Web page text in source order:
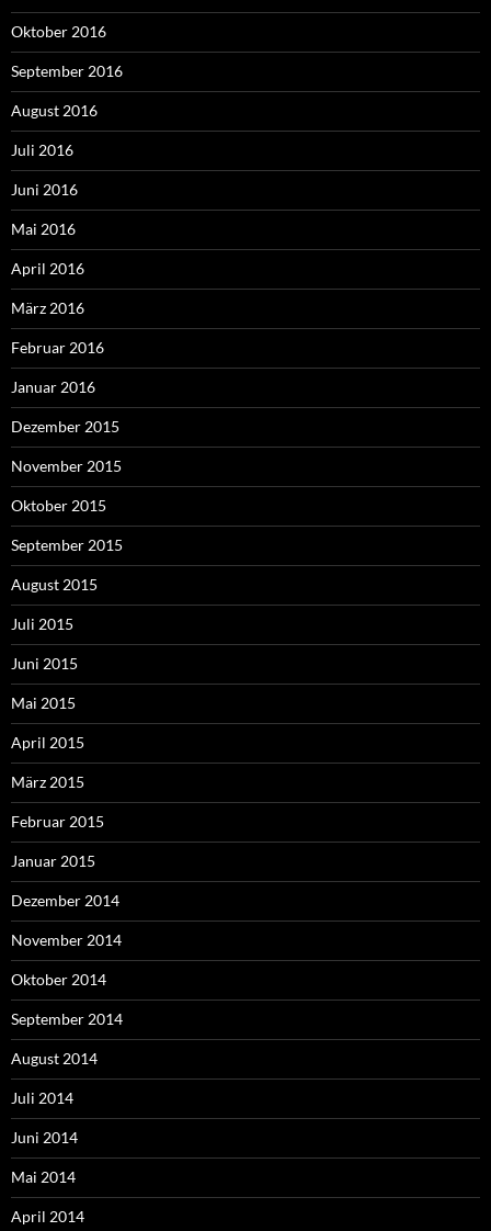
Oktober 2016
September 2016
August 2016
Juli 2016
Juni 2016
Mai 2016
April 2016
März 2016
Februar 2016
Januar 2016
Dezember 2015
November 2015
Oktober 2015
September 2015
August 2015
Juli 2015
Juni 2015
Mai 2015
April 2015
März 2015
Februar 2015
Januar 2015
Dezember 2014
November 2014
Oktober 2014
September 2014
August 2014
Juli 2014
Juni 2014
Mai 2014
April 2014